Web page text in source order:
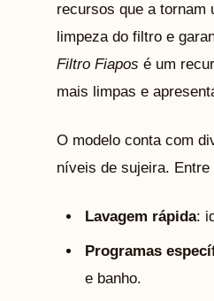
recursos que a tornam
limpeza do filtro e
Filtro Fiapos é um
mais limpas e
O modelo conta com
níveis de sujeira.
Lavagem rápida:
Programas
e banho.